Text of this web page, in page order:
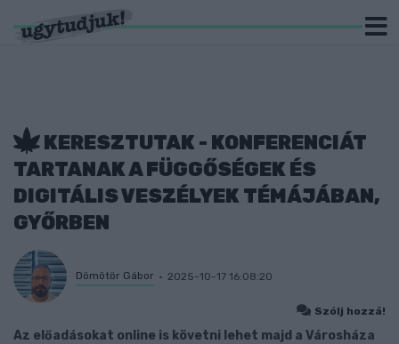
KERESZTUTAK - KONFERENCIÁT
TARTANAK A FÜGGŐSÉGEK ÉS
DIGITÁLIS VESZÉLYEK TÉMÁJÁBAN,
GYŐRBEN
Dömötör Gábor 2025-10-17 16:08:20
Szólj hozzá!
Az előadásokat online is követni lehet majd a Városháza